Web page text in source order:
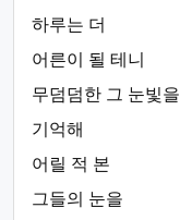
하루는 더
어른이 될 테니
무덤덤한 그 눈빛을
기억해
어릴 적 본
그들의 눈을